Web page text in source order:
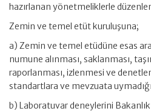
hazırlanan yönetmeliklerle
Zemin ve temel etüt kuruluşuna;
a) Zemin ve temel etüdüne esas
numune alınması, saklanması,
raporlanması, izlenmesi ve
standartlara ve mevzuata
b) Laboratuvar deneylerini